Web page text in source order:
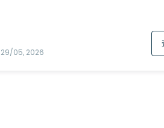
29/05, 2026